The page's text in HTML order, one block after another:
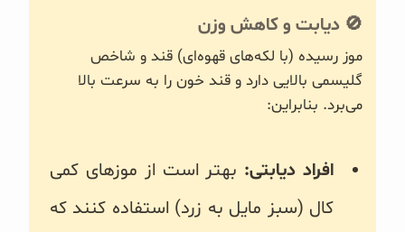
🚫 دیابت و کاهش وزن
موز رسیده (با لکه‌های قهوه‌ای) قند و شاخص
گلیسمی بالایی دارد و قند خون را به سرعت بالا
می‌برد. بنابراین:
افراد دیابتی: بهتر است از موزهای کمی
کال (سبز مایل به زرد) استفاده کنند که